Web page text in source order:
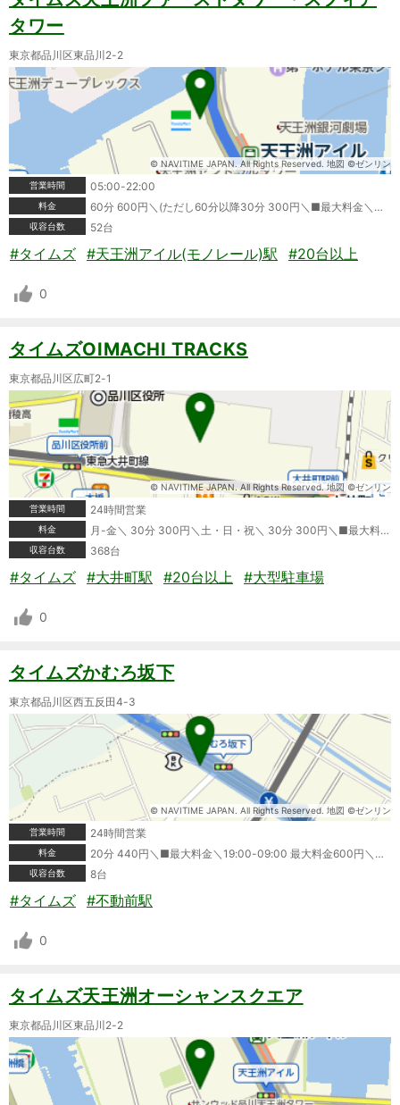
タワー
東京都品川区東品川2-2
© NAVITIME JAPAN. All Rights Reserved. 地図 ©ゼンリン
営業時間
05:00-22:00
料金 60分 600円＼(ただし60分以降30分 300円＼■最大料金＼駐車後24時間 最大料金2200円＼領収書発行:可＼ポイントカード利用可＼クレジットカード利用可＼タイムズビジネスカード利用可＼■料金備考＼年末年始12/30-1/3 閉館のため駐車場利用できません。＼＼※情報が変更されている場合もありますので、ご利用の際は必ず現地の表記をご確認ください。
収容台数 52台
#タイムズ #天王洲アイル(モノレール)駅 #20台以上
0
タイムズOIMACHI TRACKS
東京都品川区広町2-1
© NAVITIME JAPAN. All Rights Reserved. 地図 ©ゼンリン
営業時間
24時間営業
料金 月-金＼ 30分 300円＼土・日・祝＼ 30分 300円＼■最大料金＼月-金＼08:00-20:00 最大料金1400円＼20:00-08:00 最大料金800円＼土・日・祝＼20:00-08:00 最大料金800円＼ポイントカード利用可＼クレジットカード利用可＼タイムズビジネスカード利用可＼＼※情報が変更されている場合もありますので、ご利用の際は必ず現地の表記をご確認ください。
収容台数 368台
#タイムズ #大井町駅 #20台以上 #大型駐車場
0
タイムズかむろ坂下
東京都品川区西五反田4-3
© NAVITIME JAPAN. All Rights Reserved. 地図 ©ゼンリン
営業時間
24時間営業
料金 20分 440円＼■最大料金＼19:00-09:00 最大料金600円＼領収書発行:可＼ポイントカード利用可＼クレジットカード利用可＼タイムズビジネスカード利用可＼＼※情報が変更されている場合もありますので、ご利用の際は必ず現地の表記をご確認ください。
収容台数 8台
#タイムズ #不動前駅
0
タイムズ天王洲オーシャンスクエア
東京都品川区東品川2-2